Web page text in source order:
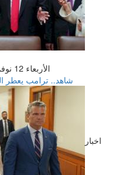
الأربعاء 12 نوفمبر 2025 04:09 مساءً
شاهد.. ترامب يعطر
اخبار